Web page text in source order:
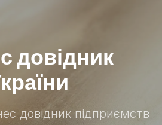
довідник
довідник підприємств